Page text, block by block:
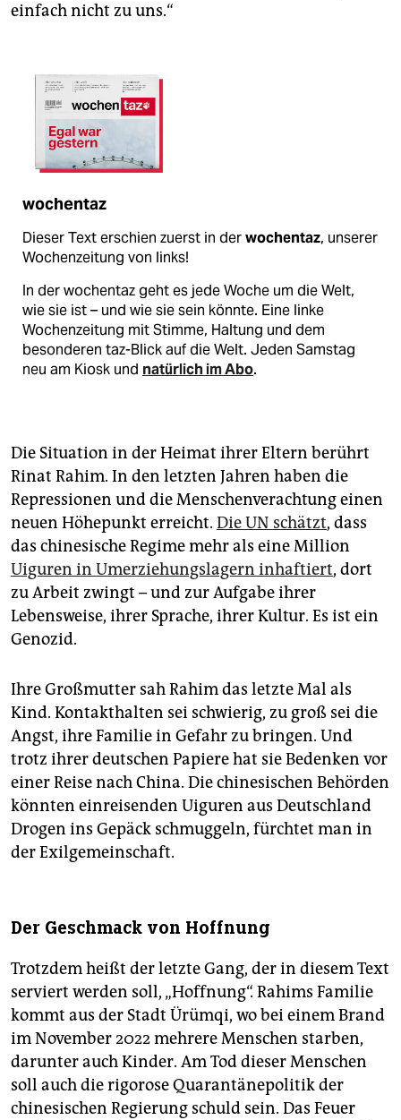
einfach nicht zu uns.“
wochentaz
Dieser Text erschien zuerst in derwochentaz, unserer
Wochenzeitung von links!
In der wochentaz geht es jede Woche um die Welt,
wie sie ist – und wie sie sein könnte. Eine linke
Wochenzeitung mit Stimme, Haltung und dem
besonderen taz-Blick auf die Welt. Jeden Samstag
neu am Kiosk und natürlich im Abo.
Die Situation in der Heimat ihrer Eltern berührt
Rinat Rahim. In den letzten Jahren haben die
Repressionen und die Menschenverachtung einen
neuen Höhepunkt erreicht. Die UN schätzt, dass
das chinesische Regime mehr als eine Million
Uiguren in Umerziehungslagern inhaftiert, dort
zu Arbeit zwingt – und zur Aufgabe ihrer
Lebensweise, ihrer Sprache, ihrer Kultur. Es ist ein
Genozid.
Ihre Großmutter sah Rahim das letzte Mal als
Kind. Kontakthalten sei schwierig, zu groß sei die
Angst, ihre Familie in Gefahr zu bringen. Und
trotz ihrer deutschen Papiere hat sie Bedenken vor
einer Reise nach China. Die chinesischen Behörden
könnten einreisenden Uiguren aus Deutschland
Drogen ins Gepäck schmuggeln, fürchtet man in
der Exilgemeinschaft.
Der Geschmack von Hoffnung
Trotzdem heißt der letzte Gang, der in diesem Text
serviert werden soll, „Hoffnung“. Rahims Familie
kommt aus der Stadt Ürümqi, wo bei einem Brand
im November 2022 mehrere Menschen starben,
darunter auch Kinder. Am Tod dieser Menschen
soll auch die rigorose Quarantänepolitik der
chinesischen Regierung schuld sein. Das Feuer